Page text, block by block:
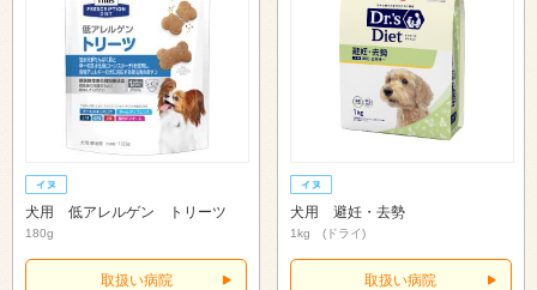
犬用 低アレルゲン トリーツ
180g
取扱い病院
犬用 避妊・去勢
1kg (ドライ)
取扱い病院